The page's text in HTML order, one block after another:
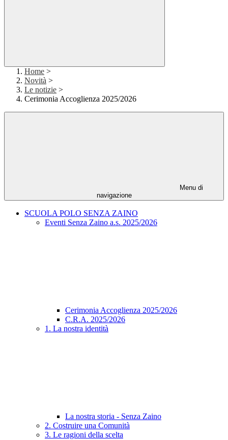
Home >
Novità >
Le notizie >
Cerimonia Accoglienza 2025/2026
Menu di
navigazione
SCUOLA POLO SENZA ZAINO
Eventi Senza Zaino a.s. 2025/2026
Cerimonia Accoglienza 2025/2026
C.R.A. 2025/2026
1. La nostra identità
La nostra storia - Senza Zaino
2. Costruire una Comunità
3. Le ragioni della scelta